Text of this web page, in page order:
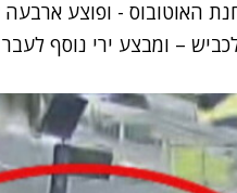
– ומבצע ירי נוסף